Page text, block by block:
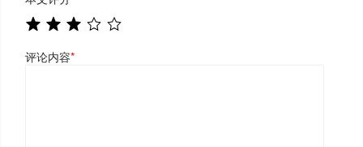
评论内容*